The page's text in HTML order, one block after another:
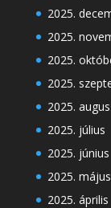
2025.
2025.
2025.
2025.
2025.
2025. július
2025. június
2025. május
2025. április